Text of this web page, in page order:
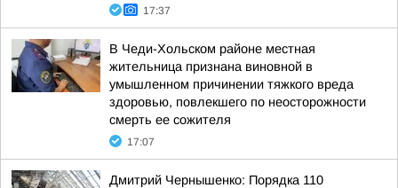
17:37
В Чеди-Хольском районе местная
жительница признана виновной в
умышленном причинении тяжкого вреда
здоровью, повлекшего по неосторожности
смерть ее сожителя
17:07
Дмитрий Чернышенко: Порядка 110